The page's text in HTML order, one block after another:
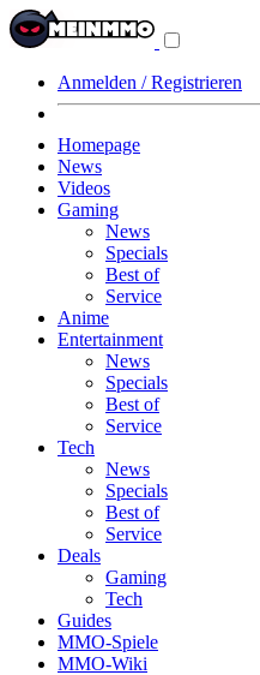
Anmelden / Registrieren
Homepage
News
Videos
Gaming
News
Specials
Best of
Service
Anime
Entertainment
News
Specials
Best of
Service
Tech
News
Specials
Best of
Service
Deals
Gaming
Tech
Guides
MMO-Spiele
MMO-Wiki